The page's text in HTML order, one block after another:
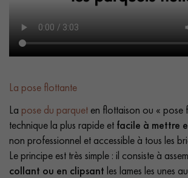
La pose flottante
La pose du parquet en flottaison ou « pose
technique la plus rapide et facile à mettre
non professionnel et accessible à tous les
Le principe est très simple : il consiste à
collant ou en clipsant les lames les unes